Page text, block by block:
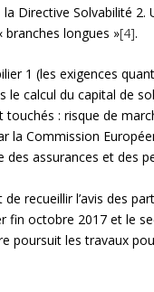
Directive Solvabilité
branches longues »[4].
1 (les exigences
calcul du capital de
: risque de
Commission
des assurances et des
recueillir l’avis des
fin octobre 2017 et le
poursuit les travaux